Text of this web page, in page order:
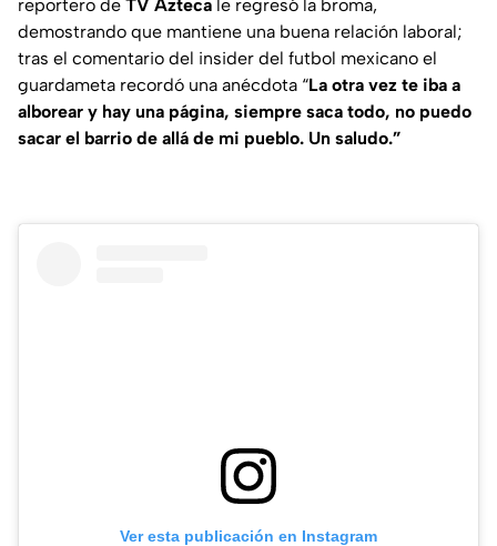
reportero de TV Azteca le regresó la broma,
demostrando que mantiene una buena relación laboral;
tras el comentario del insider del futbol mexicano el
guardameta recordó una anécdota “La otra vez te iba a
alborear y hay una página, siempre saca todo, no puedo
sacar el barrio de allá de mi pueblo. Un saludo.”
Ver esta publicación en Instagram